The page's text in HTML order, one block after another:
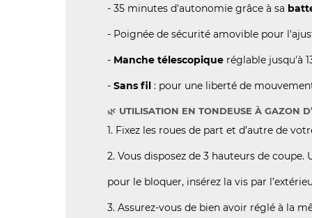
- 35 minutes d'autonomie grâce à sa
- Poignée de sécurité amovible pour
- Manche télescopique réglable jusqu'à
-Sans fil : pour une liberté de
🌿 UTILISATION EN TONDEUSE À GAZON
1. Fixez les roues de part et d’autre de
2. Vous disposez de 3 hauteurs de
pour le bloquer, insérez la vis par
3. Assurez-vous de bien avoir réglé à la